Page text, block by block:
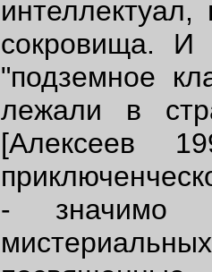
сокровища. И
"подземное
лежали в
[Алексеев
- значимо